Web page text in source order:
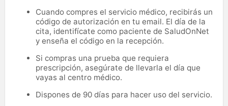
Cuando compres el servicio médico, recibirás un
código de autorización en tu email. El día de la
cita, identifícate como paciente de SaludOnNet
y enseña el código en la recepción.
Si compras una prueba que requiera
prescripción, asegúrate de llevarla el día que
vayas al centro médico.
Dispones de 90 días para hacer uso del servicio.